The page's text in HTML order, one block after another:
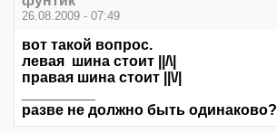
26.08.2009 - 07:49
вот такой вопрос.
левая шина стоит ||/\|
правая шина стоит ||\/|
разве не должно быть одинаково?